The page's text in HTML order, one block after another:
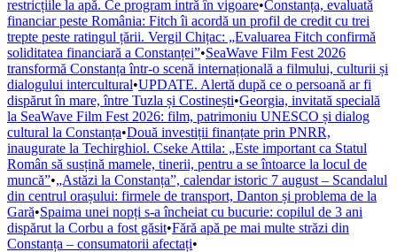
restricțiile la apă. Ce program intră în vigoare•Constanța, evaluată
financiar peste România: Fitch îi acordă un profil de credit cu trei
trepte peste ratingul țării. Vergil Chițac: „Evaluarea Fitch confirmă
soliditatea financiară a Constanței”•SeaWave Film Fest 2026
transformă Constanța într-o scenă internațională a filmului, culturii și
dialogului intercultural•UPDATE. Alertă după ce o persoană ar fi
dispărut în mare, între Tuzla și Costinești•Georgia, invitată specială
la SeaWave Film Fest 2026: film, patrimoniu UNESCO și dialog
cultural la Constanța•Două investiții finanțate prin PNRR,
inaugurate la Techirghiol. Cseke Attila: „Este important ca Statul
Român să susțină mamele, tinerii, pentru a se întoarce la locul de
muncă”•„Astăzi la Constanța”, calendar istoric 7 august – Scandalul
din centrul orașului: firmele de transport, Danton și problema de la
Gară•Spaima unei nopți s-a încheiat cu bucurie: copilul de 3 ani
dispărut la Corbu a fost găsit•Fără apă pe mai multe străzi din
Constanța – consumatorii afectați•